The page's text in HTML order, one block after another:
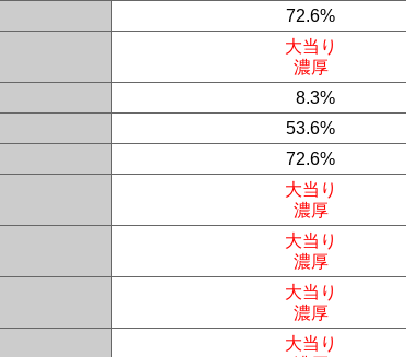
72.6%
大当り
濃厚
8.3%
53.6%
72.6%
大当り
濃厚
大当り
濃厚
大当り
濃厚
大当り